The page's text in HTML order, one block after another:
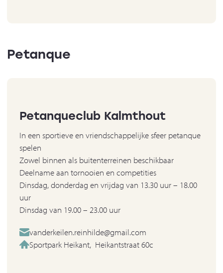
Petanque
Petanqueclub Kalmthout
In een sportieve en vriendschappelijke sfeer petanque
spelen
Zowel binnen als buitenterreinen beschikbaar
Deelname aan tornooien en competities
Dinsdag, donderdag en vrijdag van 13.30 uur – 18.00
uur
Dinsdag van 19.00 – 23.00 uur
vanderkeilen.reinhilde@gmail.com
Sportpark Heikant, Heikantstraat 60c